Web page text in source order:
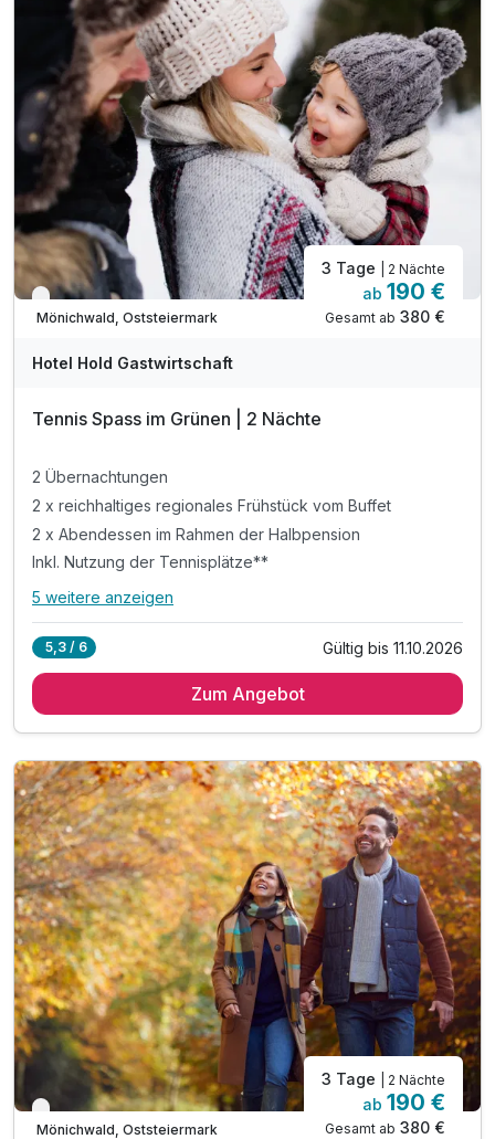
Nur noch bis Oktober
Mönichwald, Oststeiermark
3 Tage | 2 Nächte
ab 190 €
Gesamt ab 380 €
Hotel Hold Gastwirtschaft
Tennis Spass im Grünen | 2 Nächte
2 Übernachtungen
2 x reichhaltiges regionales Frühstück vom Buffet
2 x Abendessen im Rahmen der Halbpension
Inkl. Nutzung der Tennisplätze**
Alle Inklusivleistungen
2 x reichhaltiges regionales Frühstück vom Buffet
inkl. GenussCard - der Mehrwert für Ihren Urlaub!*
inkl. Parkplatz & W-LAN Nutzung
Tipp: 284 Ausflugsziele für kein Geld der Welt
Tipp: Rund 188km lange Mountainbike-Strecke
E-Bikes können geliehen werden
5 weitere anzeigen
5,3 / 6 Gültig bis 11.10.2026
Zum Angebot
Nur noch bis Oktober
Mönichwald, Oststeiermark
3 Tage | 2 Nächte
ab 190 €
Gesamt ab 380 €